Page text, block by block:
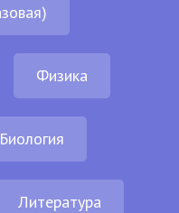
Физика
Биология
Литература